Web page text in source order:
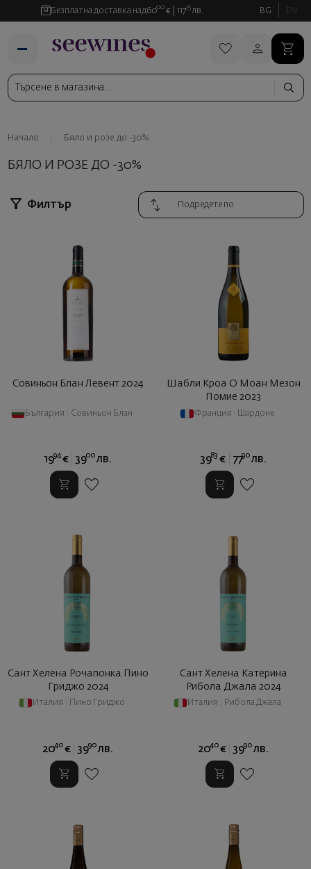
Безплатна доставка над6000 € 11735 лв. BG EN
Начало Бяло и розе до -30%
БЯЛО И РОЗЕ ДО -30%
Филтър
Совиньон Блан Левент 2024
България Совиньон Блан
1994 € 3900 лв.
Шабли Кроа О Моан Мезон
Помие 2023
Франция Шардоне
3983 € 7790 лв.
Сант Хелена Рочапонка Пино
Гриджо 2024
Италия Пино Гриджо
2040 € 3990 лв.
Сант Хелена Катерина
Рибола Джала 2024
Италия Рибола Джала
2040 € 3990 лв.